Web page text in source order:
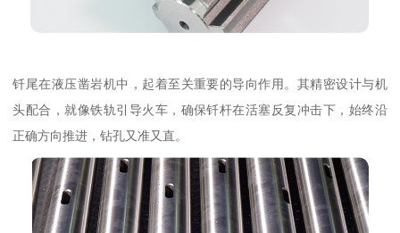
钎尾在液压凿岩机中，起着至关重要的导向作用。其精密设计与机
头配合，就像铁轨引导火车，确保钎杆在活塞反复冲击下，始终沿
正确方向推进，钻孔又准又直。